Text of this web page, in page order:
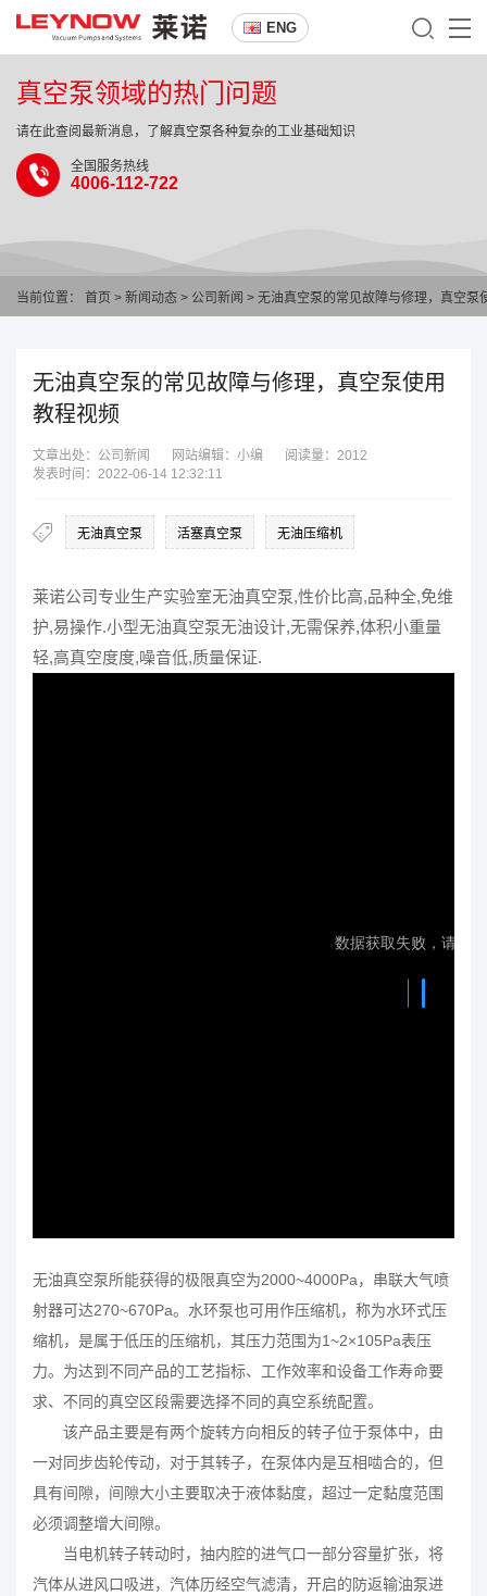
ENG
真空泵领域的热门问题
请在此查阅最新消息，了解真空泵各种复杂的工业基础知识
全国服务热线
4006-112-722
当前位置： 首页 > 新闻动态 > 公司新闻 > 无油真空泵的常见故障与修理，真空泵
无油真空泵的常见故障与修理，真空泵使用
教程视频
文章出处：公司新闻 网站编辑：小编 阅读量： 2012
发表时间：2022-06-14 12:32:11
无油真空泵 活塞真空泵 无油压缩机
莱诺公司专业生产实验室无油真空泵,性价比高,品种全,免维
护,易操作.小型无油真空泵无油设计,无需保养,体积小重量
轻,高真空度度,噪音低,质量保证.
无油真空泵所能获得的极限真空为2000~4000Pa，串联大气喷
射器可达270~670Pa。水环泵也可用作压缩机，称为水环式压
缩机，是属于低压的压缩机，其压力范围为1~2×105Pa表压
力。为达到不同产品的工艺指标、工作效率和设备工作寿命要
求、不同的真空区段需要选择不同的真空系统配置。
该产品主要是有两个旋转方向相反的转子位于泵体中，由
一对同步齿轮传动，对于其转子，在泵体内是互相啮合的，但
具有间隙，间隙大小主要取决于液体黏度，超过一定黏度范围
必须调整增大间隙。
当电机转子转动时，抽内腔的进气口一部分容量扩张，将
汽体从进风口吸进，汽体历经空气滤清，开启的防返输油泵进